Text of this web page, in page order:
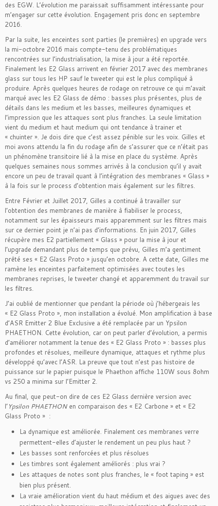
des EGW. L’évolution me paraissait suffisamment intéressante pour
m’engager sur cette évolution. Engagement pris donc en septembre
2016.
Par la suite, les enceintes sont parties (le premières) en upgrade vers
la mi-octobre 2016 mais compte-tenu des problématiques
rencontrées sur l’industrialisation, la mise à jour a été reportée.
Finalement les E2 Glass arrivent en février 2017 avec des membranes
glass sur tous les HP sauf le tweeter qui est le plus compliqué à
produire. Après quelques heures de rodage on retrouve ce qui m’avait
marqué avec les E2 Glass de démo : basses plus présentes, plus de
détails dans les medium et les basses, meilleures dynamiques et
l’impression que les attaques sont plus franches. La seule limitation
vient du medium et haut medium qui ont tendance à trainer et
« chuinter ». Je dois dire que c’est assez pénible sur les voix. Gilles et
moi avons attendu la fin du rodage afin de s’assurer que ce n’était pas
un phénomène transitoire lié à la mise en place du système. Après
quelques semaines nous sommes arrivés à la conclusion qu’il y avait
encore un peu de travail quant à l’intégration des membranes « Glass »
à la fois sur le process d’obtention mais également sur les filtres.
Entre Février et Juillet 2017, Gilles a continué à travailler sur
l’obtention des membranes de manière à fiabiliser le process,
notamment sur les épaisseurs mais apparemment sur les filtres mais
sur ce dernier point je n’ai pas d’informations. En juin 2017, Gilles
récupère mes E2 partiellement « Glass » pour la mise à jour et
l’upgrade demandant plus de temps que prévu, Gilles m’a gentiment
prêté ses « E2 Glass Proto » jusqu’en octobre. A cette date, Gilles me
ramène les enceintes parfaitement optimisées avec toutes les
membranes reprises, le tweeter changé et apparemment du travail sur
les filtres.
J’ai oublié de mentionner que pendant la période où j’hébergeais les
« E2 Glass Proto », mon installation a évolué. Mon amplification à base
d’ASR Emitter 2 Blue Exclusive a été remplacée par un Ypsilon
PHAETHON. Cette évolution, car on peut parler d’évolution, a permis
d’améliorer notamment la tenue des « E2 Glass Proto » : basses plus
profondes et résolues, meilleure dynamique, attaques et rythme plus
développé qu’avec l’ASR. La preuve que tout n’est pas histoire de
puissance sur le papier puisque le Phaethon affiche 110W sous 8ohm
vs 250 a minima sur l’Emitter 2.
Au final, que peut-on dire de ces E2 Glass dernière version avec
l’Ypsilon PHAETHONen comparaison des « E2 Carbone » et « E2
Glass Proto » :
La dynamique est améliorée. Finalement ces membranes verre
permettent-elles d’ajuster le rendement un peu plus haut ?
Les basses sont renforcées et plus résolues
Les timbres sont également améliorés : plus vrai ?
Les attaques de notes sont plus franches, le « foot taping » est
bien plus présent.
La vraie amélioration vient du haut médium et des aigues avec des